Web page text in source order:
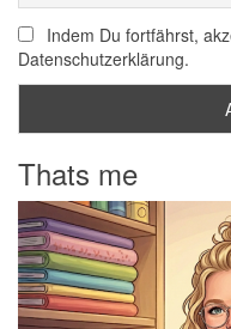
Indem Du fortfährst,
Datenschutzerklärung.
Thats me